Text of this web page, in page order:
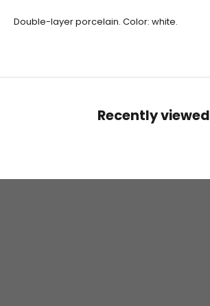
Double-layer porcelain. Color: white.
Recently viewed